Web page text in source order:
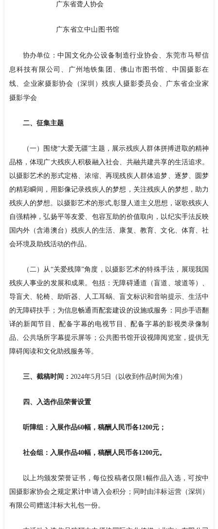
广东省聋人协会
广东省立中山图书馆
协办单位：中国文化办公设备制造行业协会、
东莞市马帮信
息科技有限公司、广州地铁集团、佛山市图书馆、中国摄影在
线、企业家摄影协会（深圳）残疾人摄影委员会、广东省企业家
摄影学会
二、征集主题
（一）围绕“大爱无疆”主题，展示残疾人群体拼搏进取的精神
品格，体现广大残疾人积极融入社会、共融共建共享的生活追求。
以摄影艺术的形式定格、浓缩、再现残疾人群体追梦、逐梦、圆梦
的精彩瞬间，用影像记录残疾人的梦想，关注残疾人的梦想，助力
残疾人的梦想。以摄影艺术的形式,彰显人道主义思想，讴歌残疾人
自强精神，弘扬平等友爱、包容互助的价值取向，以纪实手法反映
国内外（含港澳台）残疾人的生活、康复、教育、文化、体育、社
会环境及助残活动的作品。
（二）从“关爱残障”角度，以摄影艺术的特殊手法，展现我国
残疾人事业的发展和成果。包括：无障碍通道（盲道、坡道等）、
导盲犬、轮椅、助听器、人工耳蜗、盲文标识和音响提示、生活中
的无障碍扶手；为信息畅通而配套建设的设施或服务：同步手语翻
译的新闻节目、配备字幕的电视节目、配备字幕的影视类录像制
品、公共场所字幕提示屏等；公共图书馆开设视障阅览室，提供无
障碍阅读和文化助残服务等。
三、截稿时间： 2024年5月5日（以收到作品时间为准）
四、入选作品荣誉设置
听障组：入展作品60幅，稿酬人民币各1200元；
社会组：入展作品40幅，稿酬人民币各1200元。
以上均颁发荣誉证书，每位投稿者仅限1幅作品入选，可按中
国摄影家协会之规定累计申请入会积分；同时由沣标运营（深圳）
有限公司赠送沣标大礼包一份。